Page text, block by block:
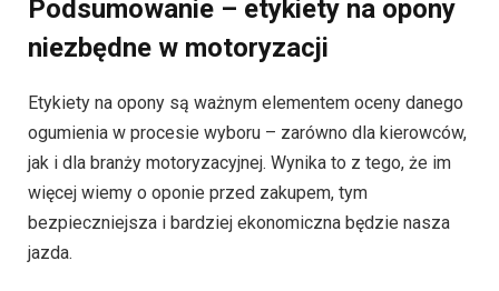
Podsumowanie – etykiety na opony
niezbędne w motoryzacji
Etykiety na opony są ważnym elementem oceny danego
ogumienia w procesie wyboru – zarówno dla kierowców,
jak i dla branży motoryzacyjnej. Wynika to z tego, że im
więcej wiemy o oponie przed zakupem, tym
bezpieczniejsza i bardziej ekonomiczna będzie nasza
jazda.